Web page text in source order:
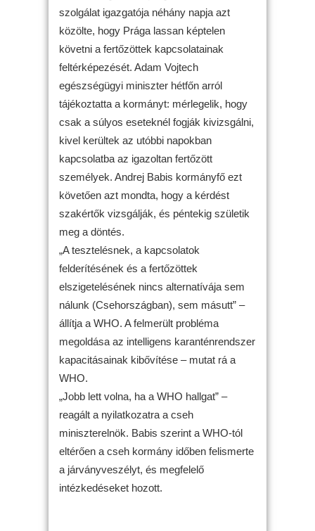
szolgálat igazgatója néhány napja azt
közölte, hogy Prága lassan képtelen
követni a fertőzöttek kapcsolatainak
feltérképezését. Adam Vojtech
egészségügyi miniszter hétfőn arról
tájékoztatta a kormányt: mérlegelik, hogy
csak a súlyos eseteknél fogják kivizsgálni,
kivel kerültek az utóbbi napokban
kapcsolatba az igazoltan fertőzött
személyek. Andrej Babis kormányfő ezt
követően azt mondta, hogy a kérdést
szakértők vizsgálják, és péntekig születik
meg a döntés.
„A tesztelésnek, a kapcsolatok
felderítésének és a fertőzöttek
elszigetelésének nincs alternatívája sem
nálunk (Csehországban), sem másutt” –
állítja a WHO. A felmerült probléma
megoldása az intelligens karanténrendszer
kapacitásainak kibővítése – mutat rá a
WHO.
„Jobb lett volna, ha a WHO hallgat” –
reagált a nyilatkozatra a cseh
miniszterelnök. Babis szerint a WHO-tól
eltérően a cseh kormány időben felismerte
a járványveszélyt, és megfelelő
intézkedéseket hozott.